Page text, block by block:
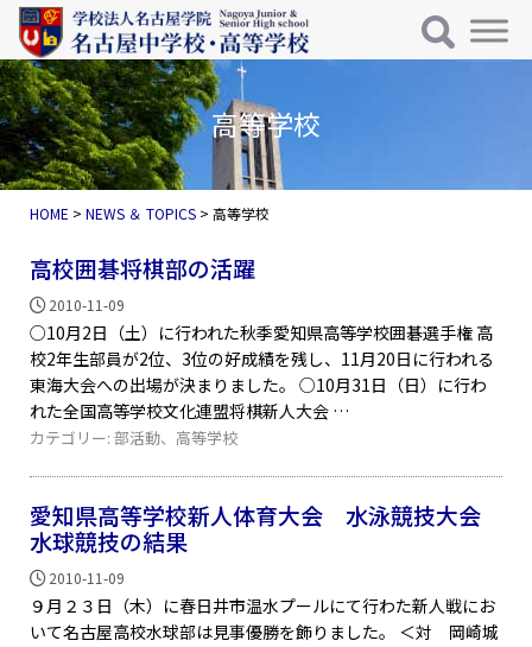
コンテンツへスキップ
メインナビゲーション
高等学校
HOME >NEWS ＆ TOPICS >高等学校
高校囲碁将棋部の活躍
2010-11-09
○10月2日（土）に行われた秋季愛知県高等学校囲碁選手権 高
校2年生部員が2位、3位の好成績を残し、11月20日に行われる
東海大会への出場が決まりました。 ○10月31日（日）に行わ
れた全国高等学校文化連盟将棋新人大会
カテゴリー:部活動、 高等学校
愛知県高等学校新人体育大会 水泳競技大会
水球競技の結果
2010-11-09
９月２３日（木）に春日井市温水プールにて行わた新人戦にお
いて名古屋高校水球部は見事優勝を飾りました。 ＜対 岡崎城